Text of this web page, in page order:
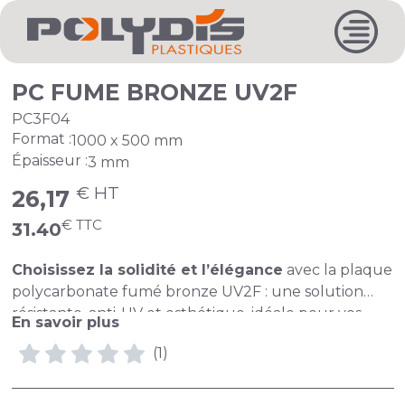
PC FUME BRONZE UV2F
PC3F04
Format :1000 x 500 mm
Épaisseur :3 mm
26,17 € HT
31.40€ TTC
Choisissez la solidité et l’élégance avec la plaque
polycarbonate fumé bronze UV2F : une solution
résistante, anti-UV et esthétique, idéale pour vos
aménagements extérieurs comme intérieurs.
Nos coupes sont propres et brutes de sciage
En savoir plus
(1)